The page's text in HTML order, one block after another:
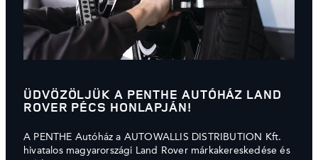
ÜDVÖZÖLJÜK A PENTHE AUTÓHÁZ LAND
ROVER PÉCS HONLAPJÁN!
A PENTHE Autóház a AUTOWALLIS DISTRIBUTION Kft.
hivatalos magyarországi Land Rover márkakereskedése és